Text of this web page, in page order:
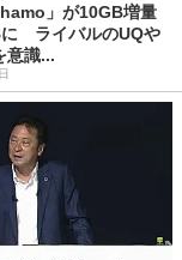
」が10GB増量
に ライバルのUQや
意識...